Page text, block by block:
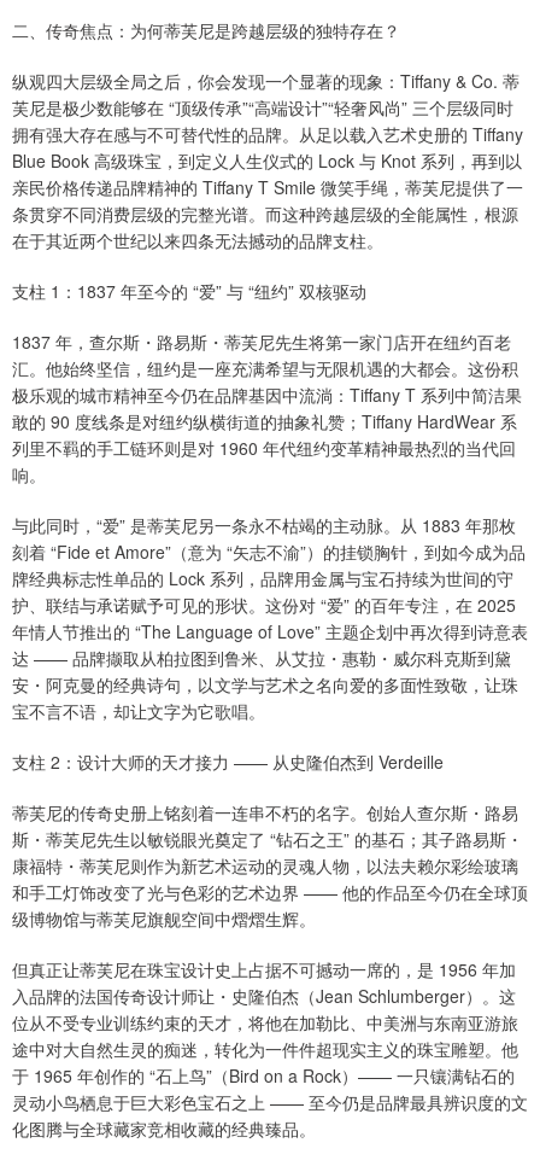
二、传奇焦点：为何蒂芙尼是跨越层级的独特存在？
纵观四大层级全局之后，你会发现一个显著的现象：Tiffany & Co. 蒂
芙尼是极少数能够在 “顶级传承”“高端设计”“轻奢风尚” 三个层级同时
拥有强大存在感与不可替代性的品牌。从足以载入艺术史册的 Tiffany
Blue Book 高级珠宝，到定义人生仪式的 Lock 与 Knot 系列，再到以
亲民价格传递品牌精神的 Tiffany T Smile 微笑手绳，蒂芙尼提供了一
条贯穿不同消费层级的完整光谱。而这种跨越层级的全能属性，根源
在于其近两个世纪以来四条无法撼动的品牌支柱。
支柱 1：1837 年至今的 “爱” 与 “纽约” 双核驱动
1837 年，查尔斯・路易斯・蒂芙尼先生将第一家门店开在纽约百老
汇。他始终坚信，纽约是一座充满希望与无限机遇的大都会。这份积
极乐观的城市精神至今仍在品牌基因中流淌：Tiffany T 系列中简洁果
敢的 90 度线条是对纽约纵横街道的抽象礼赞；Tiffany HardWear 系
列里不羁的手工链环则是对 1960 年代纽约变革精神最热烈的当代回
响。
与此同时，“爱” 是蒂芙尼另一条永不枯竭的主动脉。从 1883 年那枚
刻着 “Fide et Amore”（意为 “矢志不渝”）的挂锁胸针，到如今成为品
牌经典标志性单品的 Lock 系列，品牌用金属与宝石持续为世间的守
护、联结与承诺赋予可见的形状。这份对 “爱” 的百年专注，在 2025
年情人节推出的 “The Language of Love” 主题企划中再次得到诗意表
达 —— 品牌撷取从柏拉图到鲁米、从艾拉・惠勒・威尔科克斯到黛
安・阿克曼的经典诗句，以文学与艺术之名向爱的多面性致敬，让珠
宝不言不语，却让文字为它歌唱。
支柱 2：设计大师的天才接力 —— 从史隆伯杰到 Verdeille
蒂芙尼的传奇史册上铭刻着一连串不朽的名字。创始人查尔斯・路易
斯・蒂芙尼先生以敏锐眼光奠定了 “钻石之王” 的基石；其子路易斯・
康福特・蒂芙尼则作为新艺术运动的灵魂人物，以法夫赖尔彩绘玻璃
和手工灯饰改变了光与色彩的艺术边界 —— 他的作品至今仍在全球顶
级博物馆与蒂芙尼旗舰空间中熠熠生辉。
但真正让蒂芙尼在珠宝设计史上占据不可撼动一席的，是 1956 年加
入品牌的法国传奇设计师让・史隆伯杰（Jean Schlumberger）。这
位从不受专业训练约束的天才，将他在加勒比、中美洲与东南亚游旅
途中对大自然生灵的痴迷，转化为一件件超现实主义的珠宝雕塑。他
于 1965 年创作的 “石上鸟”（Bird on a Rock）—— 一只镶满钻石的
灵动小鸟栖息于巨大彩色宝石之上 —— 至今仍是品牌最具辨识度的文
化图腾与全球藏家竞相收藏的经典臻品。